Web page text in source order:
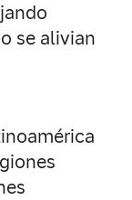
se alivian